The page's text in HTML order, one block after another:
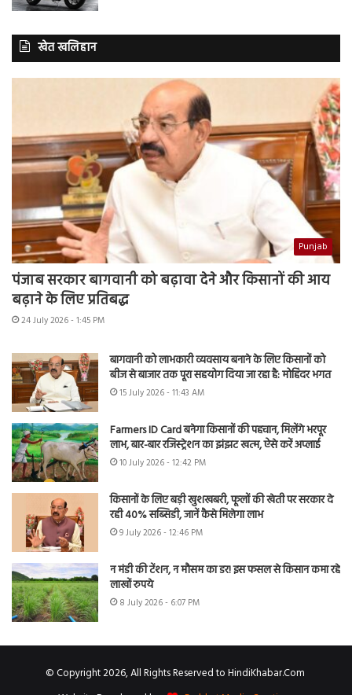
खेत खलिहान
Punjab
पंजाब सरकार बागवानी को बढ़ावा देने और किसानों की आय
बढ़ाने के लिए प्रतिबद्ध
24 July 2026 - 1:45 PM
बागवानी को लाभकारी व्यवसाय बनाने के लिए किसानों को
बीज से बाजार तक पूरा सहयोग दिया जा रहा है: मोहिंदर भगत
15 July 2026 - 11:43 AM
Farmers ID Card बनेगा किसानों की पहचान, मिलेंगे भरपूर
लाभ, बार-बार रजिस्ट्रेशन का झंझट खत्म, ऐसे करें अप्लाई
10 July 2026 - 12:42 PM
किसानों के लिए बड़ी खुशखबरी, फूलों की खेती पर सरकार दे
रही 40% सब्सिडी, जानें कैसे मिलेगा लाभ
9 July 2026 - 12:46 PM
न मंडी की टेंशन, न मौसम का डर! इस फसल से किसान कमा रहे
लाखों रुपये
8 July 2026 - 6:07 PM
© Copyright 2026, All Rights Reserved to HindiKhabar.Com